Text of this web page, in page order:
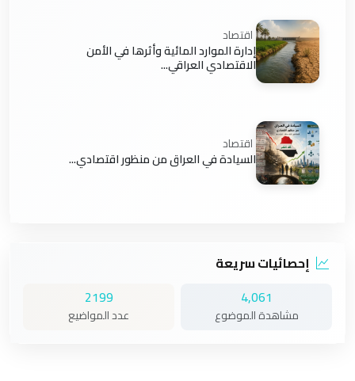
اقتصاد
إدارة الموارد المائية وأثرها في الأمن
الاقتصادي العراقي...
اقتصاد
السيادة في العراق من منظور اقتصادي...
إحصائيات سريعة
4,061
مشاهدة الموضوع
2199
عدد المواضيع